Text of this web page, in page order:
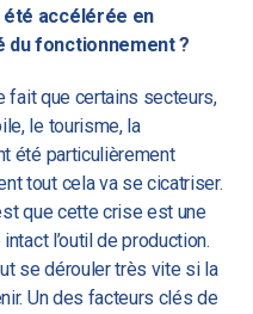
été accélérée en
du fonctionnement ?
fait que certains secteurs,
le tourisme, la
été particulièrement
tout cela va se cicatriser.
que cette crise est une
l’outil de production.
se dérouler très vite si la
Un des facteurs clés de